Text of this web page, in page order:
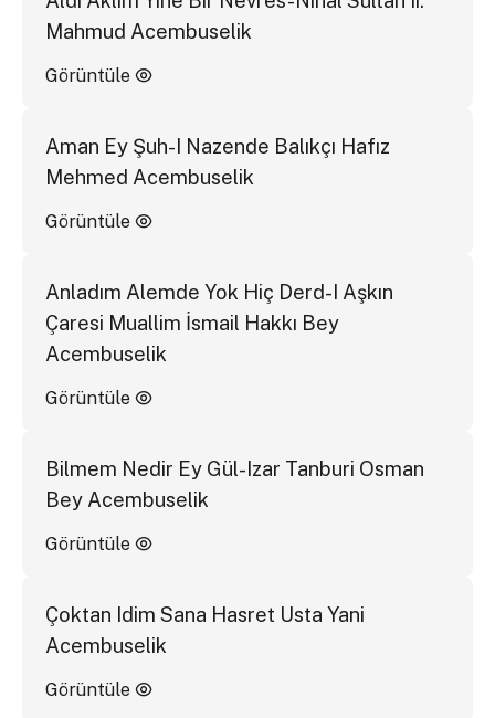
Mahmud Acembuselik
Görüntüle
Aman Ey Şuh-I Nazende Balıkçı Hafız
Mehmed Acembuselik
Görüntüle
Anladım Alemde Yok Hiç Derd-I Aşkın
Çaresi Muallim İsmail Hakkı Bey
Acembuselik
Görüntüle
Bilmem Nedir Ey Gül-Izar Tanburi Osman
Bey Acembuselik
Görüntüle
Çoktan Idim Sana Hasret Usta Yani
Acembuselik
Görüntüle